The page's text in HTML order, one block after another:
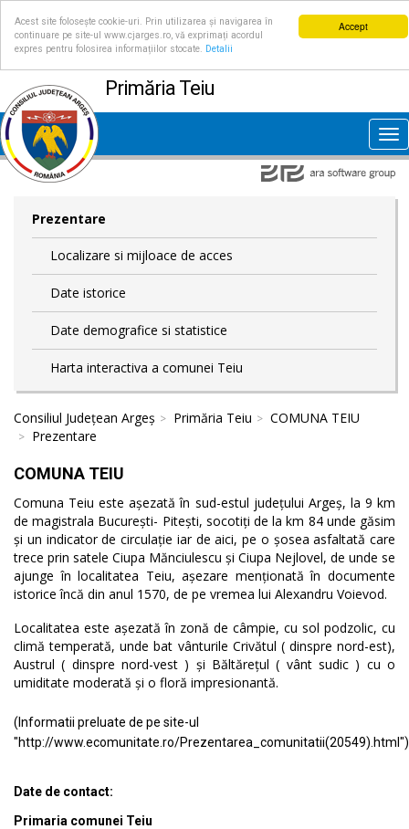
Accept
Acest site folosește cookie-uri. Prin utilizarea și navigarea în
continuare pe site-ul www.cjarges.ro, vă exprimați acordul
expres pentru folosirea informațiilor stocate.
Detalii
Primăria Teiu
Prezentare
Localizare si mijloace de acces
Date istorice
Date demografice si statistice
Harta interactiva a comunei Teiu
Consiliul Județean Argeș Primăria Teiu
COMUNA TEIU
Prezentare
COMUNA TEIU
Comuna Teiu este așezată în sud-estul județului Argeș, la 9 km
de magistrala București- Pitești, socotiți de la km 84 unde găsim
și un indicator de circulație iar de aici, pe o șosea asfaltată care
trece prin satele Ciupa Mănciulescu și Ciupa Nejlovel, de unde se
ajunge în localitatea Teiu, așezare menționată în documente
istorice încă din anul 1570, de pe vremea lui Alexandru Voievod.
Localitatea este așezată în zonă de câmpie, cu sol podzolic, cu
climă temperată, unde bat vânturile Crivătul ( dinspre nord-est),
Austrul ( dinspre nord-vest ) și Băltărețul ( vânt sudic ) cu o
umiditate moderată și o floră impresionantă.
(Informatii preluate de pe site-ul
"http://www.ecomunitate.ro/Prezentarea_comunitatii(20549).html")
Date de contact:
Primaria comunei Teiu